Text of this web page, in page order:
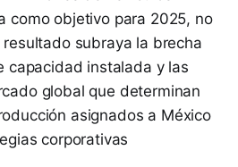
como objetivo para 2025, no
subraya la brecha
capacidad instalada y las
global que determinan
asignados a México
corporativas